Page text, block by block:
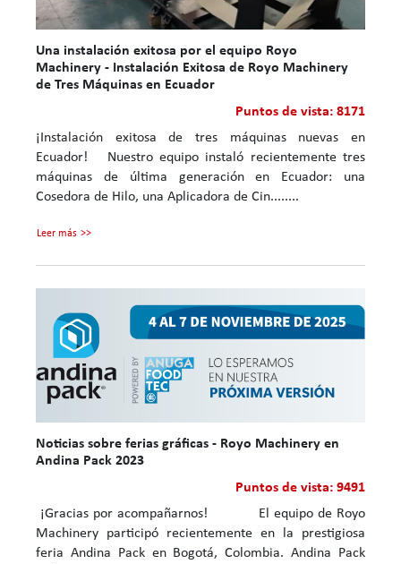
Una instalación exitosa por el equipo Royo
Machinery - Instalación Exitosa de Royo Machinery
de Tres Máquinas en Ecuador
Puntos de vista: 8171
¡Instalación exitosa de tres máquinas nuevas en
Ecuador! Nuestro equipo instaló recientemente tres
máquinas de última generación en Ecuador: una
Cosedora de Hilo, una Aplicadora de Cin........
Leer más
Noticias sobre ferias gráficas - Royo Machinery en
Andina Pack 2023
Puntos de vista: 9491
¡Gracias por acompañarnos! El equipo de Royo
Machinery participó recientemente en la prestigiosa
feria Andina Pack en Bogotá, Colombia. Andina Pack